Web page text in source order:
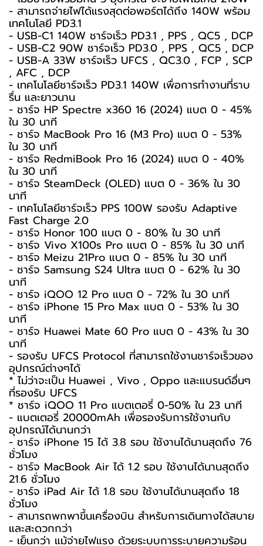
- สามารถจ่ายไฟได้แรงสุดต่อพอร์ตได้ถึง 140W พร้อม
เทคโนโลยี PD3.1
- USB-C1 140W ชาร์จเร็ว PD3.1 , PPS , QC5 , DCP
- USB-C2 90W ชาร์จเร็ว PD3.0 , PPS , QC5 , DCP
- USB-A 33W ชาร์จเร็ว UFCS , QC3.0 , FCP , SCP
, AFC , DCP
- เทคโนโลยีชาร์จเร็ว PD3.1 140W เพื่อการทำงานที่ราบ
รื่น และยาวนาน
- ชาร์จ HP Spectre x360 16 (2024) แบต 0 - 45%
ใน 30 นาที
- ชาร์จ MacBook Pro 16 (M3 Pro) แบต 0 - 53%
ใน 30 นาที
- ชาร์จ RedmiBook Pro 16 (2024) แบต 0 - 40%
ใน 30 นาที
- ชาร์จ SteamDeck (OLED) แบต 0 - 36% ใน 30
นาที
- เทคโนโลยีชาร์จเร็ว PPS 100W รองรับ Adaptive
Fast Charge 2.0
- ชาร์จ Honor 100 แบต 0 - 80% ใน 30 นาที
- ชาร์จ Vivo X100s Pro แบต 0 - 85% ใน 30 นาที
- ชาร์จ Meizu 21Pro แบต 0 - 85% ใน 30 นาที
- ชาร์จ Samsung S24 Ultra แบต 0 - 62% ใน 30
นาที
- ชาร์จ iQOO 12 Pro แบต 0 - 72% ใน 30 นาที
- ชาร์จ iPhone 15 Pro Max แบต 0 - 53% ใน 30
นาที
- ชาร์จ Huawei Mate 60 Pro แบต 0 - 43% ใน 30
นาที
- รองรับ UFCS Protocol ที่สามารถใช้งานชาร์จเร็วของ
อุปกรณ์ต่างๆได้
* ไม่ว่าจะเป็น Huawei , Vivo , Oppo และแบรนด์อื่นๆ
ที่รองรับ UFCS
* ชาร์จ iQOO 11 Pro แบตเตอรี่ 0-50% ใน 23 นาที
- แบตเตอรี่ 20000mAh เพื่อรองรับการใช้งานกับ
อุปกรณ์ได้นานกว่า
- ชาร์จ iPhone 15 ได้ 3.8 รอบ ใช้งานได้นานสุดถึง 76
ชั่วโมง
- ชาร์จ MacBook Air ได้ 1.2 รอบ ใช้งานได้นานสุดถึง
21.6 ชั่วโมง
- ชาร์จ iPad Air ได้ 1.8 รอบ ใช้งานได้นานสุดถึง 18
ชั่วโมง
- สามารถพกพาขึ้นเครื่องบิน สำหรับการเดินทางได้สบาย
และสะดวกกว่า
- เย็นกว่า แม้จ่ายไฟแรง ด้วยระบบการระบายความร้อน